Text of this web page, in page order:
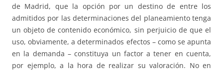
de Madrid, que la opción por un destino de entre los
admitidos por las determinaciones del planeamiento tenga
un objeto de contenido económico, sin perjuicio de que el
uso, obviamente, a determinados efectos – como se apunta
en la demanda – constituya un factor a tener en cuenta,
por ejemplo, a la hora de realizar su valoración. No en